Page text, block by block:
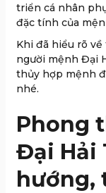
triển cá nhân
đặc tính của
Khi đã hiểu rõ
người mệnh Đại
thủy hợp mệnh
nhé.
Phong
Đại Hải
hướng,